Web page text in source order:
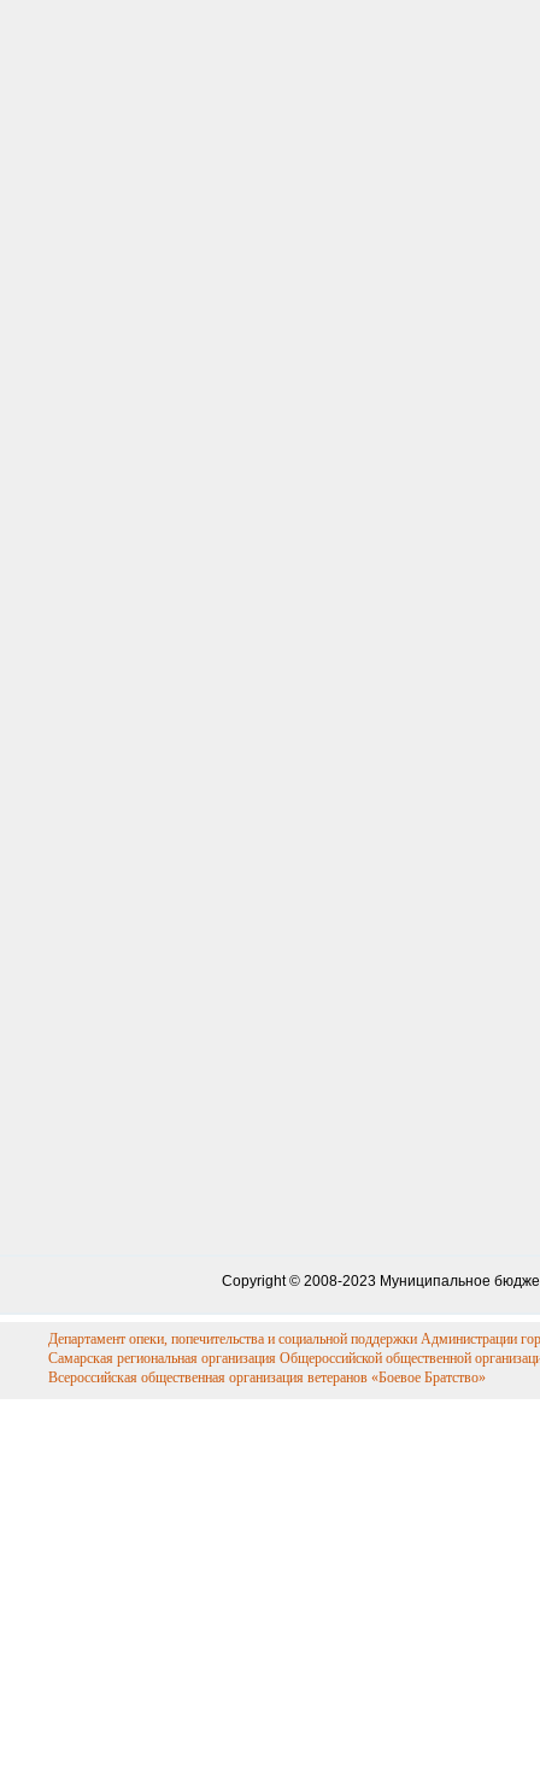
Copyright © 2008-2023 Муниципальное
Департамент опеки, попечительства и социальной поддержки Администрации
Самарская региональная организация Общероссийской общественной
Всероссийская общественная организация ветеранов «Боевое Братство»